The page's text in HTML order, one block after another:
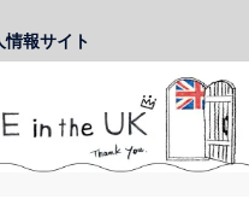
報サイト